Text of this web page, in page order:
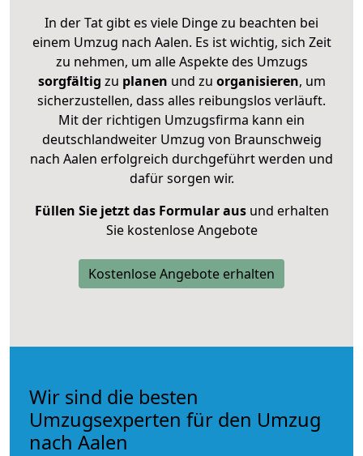
In der Tat gibt es viele Dinge zu beachten bei
einem Umzug nach Aalen. Es ist wichtig, sich Zeit
zu nehmen, um alle Aspekte des Umzugs
sorgfältig zu planen und zu organisieren, um
sicherzustellen, dass alles reibungslos verläuft.
Mit der richtigen Umzugsfirma kann ein
deutschlandweiter Umzug von Braunschweig
nach Aalen erfolgreich durchgeführt werden und
dafür sorgen wir.
Füllen Sie jetzt das Formular ausund erhalten
Sie kostenlose Angebote
Kostenlose Angebote erhalten
Wir sind die besten
Umzugsexperten für den Umzug
nach Aalen